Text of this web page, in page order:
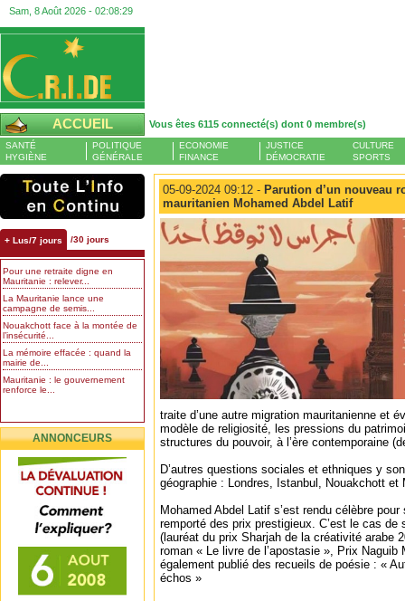
Sam, 8 Août 2026 - 02:08:29
ACCUEIL Vous êtes 6115 connecté(s) dont 0 membre(s)
SANTÉ
HYGIÈNE
POLITIQUE
GÉNÉRALE
ECONOMIE
FINANCE
JUSTICE
DÉMOCRATIE
CULTURE
SPORTS
+ Lus/7 jours /30 jours
Pour une retraite digne en
Mauritanie : relever...
La Mauritanie lance une
campagne de semis...
Nouakchott face à la montée de
l’insécurité...
La mémoire effacée : quand la
mairie de...
Mauritanie : le gouvernement
renforce le...
ANNONCEURS
05-09-2024 09:12 - Parution d’un nouveau
mauritanien Mohamed Abdel Latif
traite d’une autre migration mauritanienne et
modèle de religiosité, les pressions du
structures du pouvoir, à l’ère contemporaine
D’autres questions sociales et ethniques y
géographie : Londres, Istanbul, Nouakchott et
Mohamed Abdel Latif s’est rendu célèbre
remporté des prix prestigieux. C’est le cas de
(lauréat du prix Sharjah de la créativité arabe
roman « Le livre de l’apostasie », Prix Naguib
également publié des recueils de poésie : «
échos »